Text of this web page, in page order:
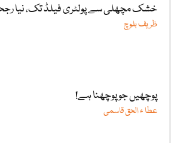
خشک مچھلی سے پولٹری فیلڈ تک، نیا
ظریف بلوچ
پوچھیں جو پوچھنا ہے!
عطا ء الحق قاسمی